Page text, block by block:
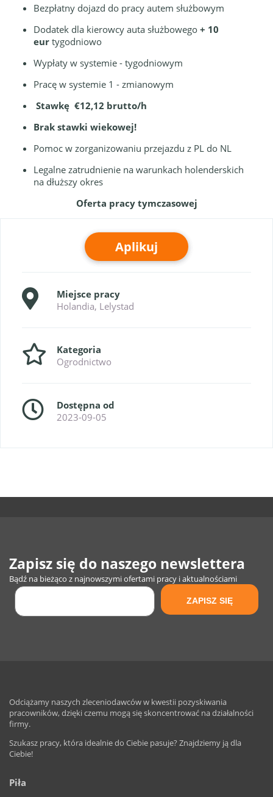
Bezpłatny dojazd do pracy autem służbowym
Dodatek dla kierowcy auta służbowego + 10
eur tygodniowo
Wypłaty w systemie - tygodniowym
Pracę w systemie 1 - zmianowym
Stawkę €12,12 brutto/h
Brak stawki wiekowej!
Pomoc w zorganizowaniu przejazdu z PL do NL
Legalne zatrudnienie na warunkach holenderskich
na dłuższy okres
Oferta pracy tymczasowej
Aplikuj
Miejsce pracy
Holandia, Lelystad
Kategoria
Ogrodnictwo
Dostępna od
2023-09-05
Zapisz się do naszego newslettera
Bądź na bieżąco z najnowszymi ofertami pracy i aktualnościami
Odciążamy naszych zleceniodawców w kwestii pozyskiwania
pracowników, dzięki czemu mogą się skoncentrować na działalności
firmy.
Szukasz pracy, która idealnie do Ciebie pasuje? Znajdziemy ją dla
Ciebie!
Piła